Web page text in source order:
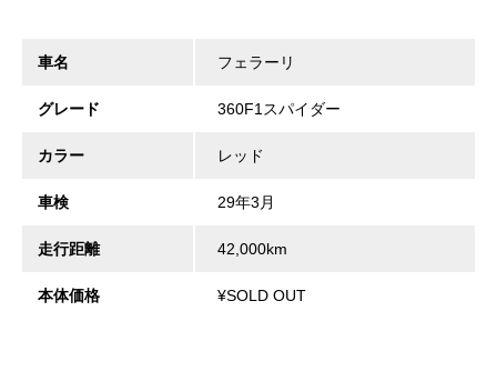
車名 フェラーリ
グレード 360F1スパイダー
カラー レッド
車検 29年3月
走行距離 42,000km
本体価格 ¥SOLD OUT